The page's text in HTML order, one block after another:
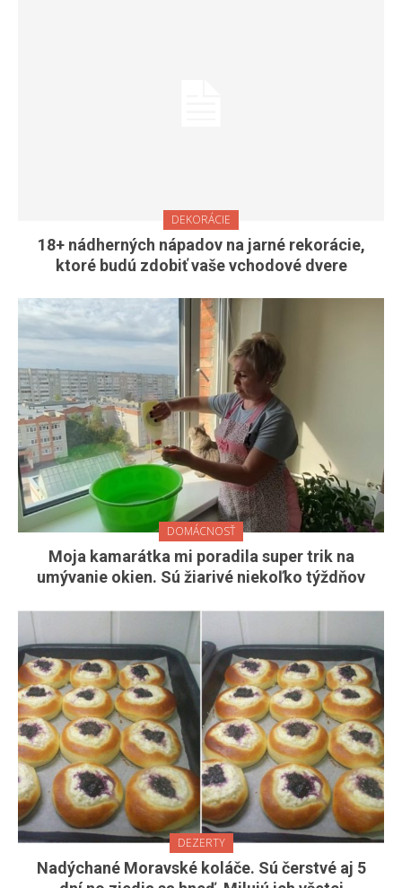
DEKORÁCIE
18+ nádherných nápadov na jarné rekorácie,
ktoré budú zdobiť vaše vchodové dvere
DOMÁCNOSŤ
Moja kamarátka mi poradila super trik na
umývanie okien. Sú žiarivé niekoľko týždňov
DEZERTY
Nadýchané Moravské koláče. Sú čerstvé aj 5